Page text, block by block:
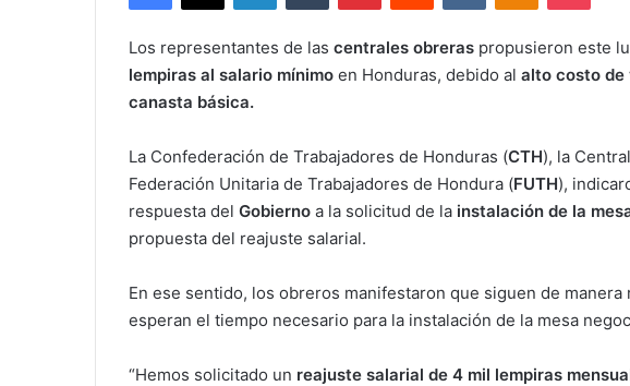
Los representantes de las centrales obreras propusieron este
lempiras al salario mínimo en Honduras, debido al alto costo de
canasta básica.
La Confederación de Trabajadores de Honduras (CTH), la
Federación Unitaria de Trabajadores de Hondura (FUTH),
respuesta del Gobierno a la solicitud de la instalación de la
propuesta del reajuste salarial.
En ese sentido, los obreros manifestaron que siguen de
esperan el tiempo necesario para la instalación de la mesa
“Hemos solicitado un reajuste salarial de 4 mil lempiras